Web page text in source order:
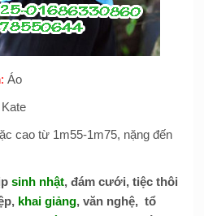
: Áo
cao từ 1m55-1m75, nặng đến
sinh nhật, đám cưới, tiệc thôi
khai giảng, văn nghệ, tổ